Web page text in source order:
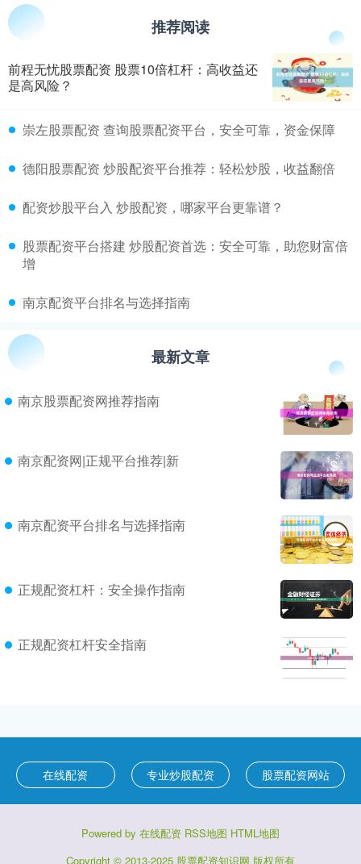
推荐阅读
前程无忧股票配资 股票10倍杠杆：高收益还
是高风险？
​崇左股票配资 查询股票配资平台，安全可靠，资金保障
​德阳股票配资 炒股配资平台推荐：轻松炒股，收益翻倍
​配资炒股平台入 炒股配资，哪家平台更靠谱？
​股票配资平台搭建 炒股配资首选：安全可靠，助您财富倍
增
​南京配资平台排名与选择指南
最新文章
南京股票配资网推荐指南
南京配资网|正规平台推荐|新
南京配资平台排名与选择指南
正规配资杠杆：安全操作指南
正规配资杠杆安全指南
在线配资 专业炒股配资 股票配资网站
Powered by 在线配资 RSS地图 HTML地图
Copyright © 2013-2025 股票配资知识网 版权所有